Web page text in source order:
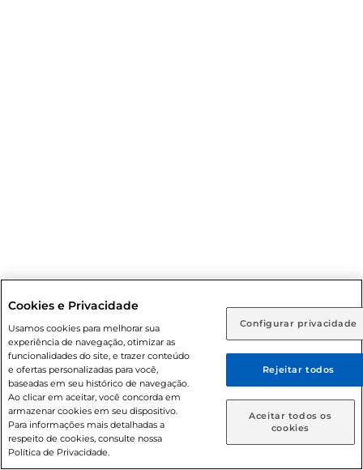
Cookies e Privacidade
Usamos cookies para melhorar sua
experiência de navegação, otimizar as
funcionalidades do site, e trazer conteúdo
e ofertas personalizadas para você,
baseadas em seu histórico de navegação.
Ao clicar em aceitar, você concorda em
armazenar cookies em seu dispositivo.
Para informações mais detalhadas a
respeito de cookies, consulte nossa
Política de Privacidade.
Configurar privacidade
Rejeitar todos
Aceitar todos os
cookies